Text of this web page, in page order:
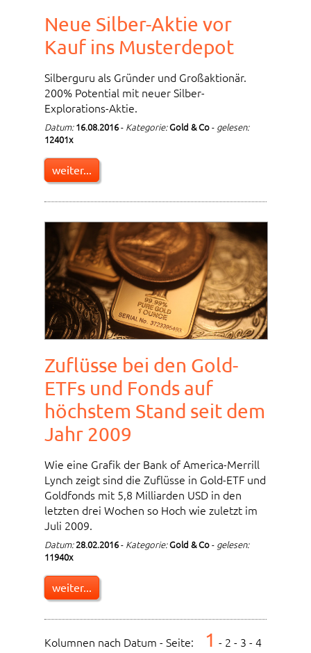
Neue Silber-Aktie vor
Kauf ins Musterdepot
Silberguru als Gründer und Großaktionär.
200% Potential mit neuer Silber-
Explorations-Aktie.
Datum: 16.08.2016- Kategorie:Gold & Co- gelesen:
12401x
weiter...
Zuflüsse bei den Gold-
ETFs und Fonds auf
höchstem Stand seit dem
Jahr 2009
Wie eine Grafik der Bank of America-Merrill
Lynch zeigt sind die Zuflüsse in Gold-ETF und
Goldfonds mit 5,8 Milliarden USD in den
letzten drei Wochen so Hoch wie zuletzt im
Juli 2009.
Datum: 28.02.2016- Kategorie:Gold & Co- gelesen:
11940x
weiter...
Kolumnen nach Datum - Seite: 1 - 2 - 3 - 4